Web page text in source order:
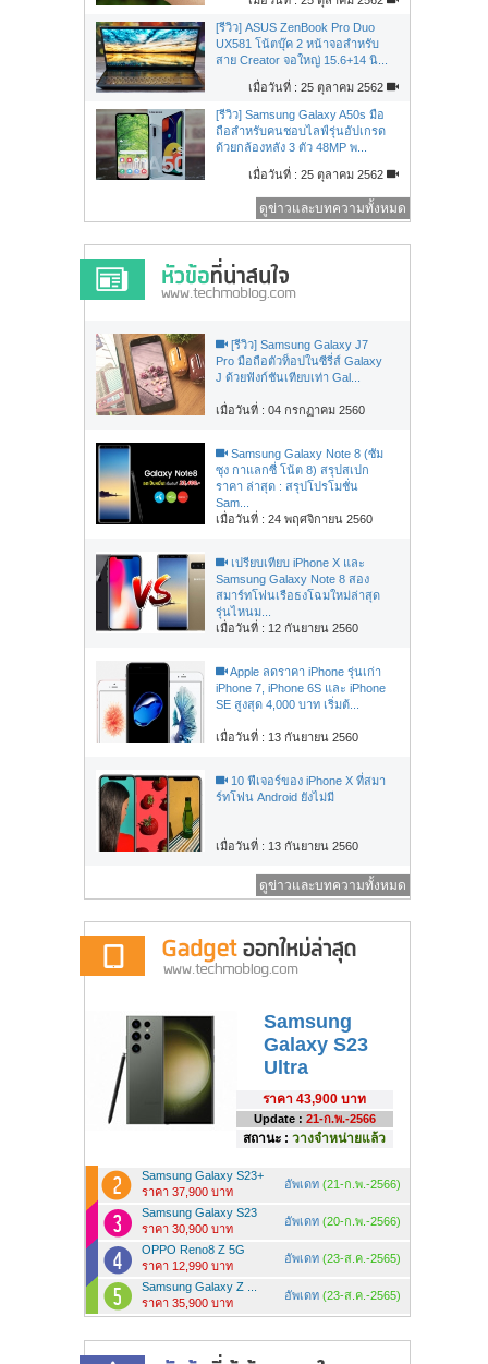
[รีวิว] ASUS ZenBook Pro Duo
UX581 โน้ตบุ๊ค 2 หน้าจอสำหรับ
สาย Creator จอใหญ่ 15.6+14 นิ...
เมื่อวันที่ : 25 ตุลาคม 2562
[รีวิว] Samsung Galaxy A50s มือ
ถือสำหรับคนชอบไลฟ์รุ่นอัปเกรด
ด้วยกล้องหลัง 3 ตัว 48MP พ...
เมื่อวันที่ : 25 ตุลาคม 2562
ดูข่าวและบทความทั้งหมด
[รีวิว] Samsung Galaxy J7
Pro มือถือตัวท็อปในซีรี่ส์ Galaxy
J ด้วยฟังก์ชันเทียบเท่า Gal...
เมื่อวันที่ : 04 กรกฏาคม 2560
Samsung Galaxy Note 8 (ซัม
ซุง กาแลกซี่ โน้ต 8) สรุปสเปก
ราคา ล่าสุด : สรุปโปรโมชั่น
Sam...
เมื่อวันที่ : 24 พฤศจิกายน 2560
เปรียบเทียบ iPhone X และ
Samsung Galaxy Note 8 สอง
สมาร์ทโฟนเรือธงโฉมใหม่ล่าสุด
รุ่นไหนม...
เมื่อวันที่ : 12 กันยายน 2560
Apple ลดราคา iPhone รุ่นเก่า
iPhone 7, iPhone 6S และ iPhone
SE สูงสุด 4,000 บาท เริ่มต้...
เมื่อวันที่ : 13 กันยายน 2560
10 ฟีเจอร์ของ iPhone X ที่สมา
ร์ทโฟน Android ยังไม่มี
เมื่อวันที่ : 13 กันยายน 2560
ดูข่าวและบทความทั้งหมด
Samsung
Galaxy S23
Ultra
ราคา 43,900 บาท
Update : 21-ก.พ.-2566
สถานะ : วางจำหน่ายแล้ว
Samsung Galaxy S23+
ราคา 37,900 บาท
อัพเดท (21-ก.พ.-2566)
Samsung Galaxy S23
ราคา 30,900 บาท
อัพเดท (20-ก.พ.-2566)
OPPO Reno8 Z 5G
ราคา 12,990 บาท
อัพเดท (23-ส.ค.-2565)
Samsung Galaxy Z ...
ราคา 35,900 บาท
อัพเดท (23-ส.ค.-2565)